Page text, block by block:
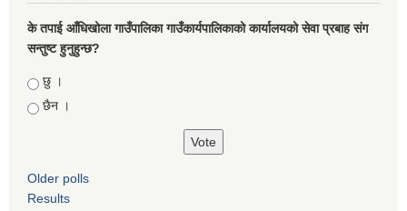
के तपाई आँधिखोला गाउँपालिका गाउँकार्यपालिकाको कार्यालयको सेवा प्रबाह संग
सन्तुष्ट हुनुहुन्छ?
Choices
छु ।
छैन ।
Older polls
Results